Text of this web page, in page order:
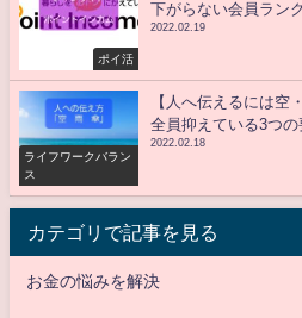
ポイ活
下がらない会員ランク
2022.02.19
ライフワークバラン
ス
【人へ伝えるには空
全員抑えている3つの
2022.02.18
カテゴリで記事を見る
お金の悩みを解決